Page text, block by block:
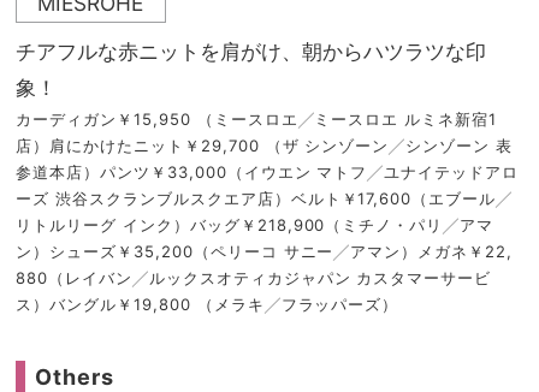
チアフルな赤ニットを肩がけ、朝からハツラツな印
象！
カーディガン￥15,950 （ミースロエ╱ミースロエ ルミネ新宿1
店）肩にかけたニット￥29,700 （ザ シンゾーン╱シンゾーン 表
参道本店）パンツ￥33,000（イウエン マトフ╱ユナイテッドアロ
ーズ 渋谷スクランブルスクエア店）ベルト￥17,600（エブール╱
リトルリーグ インク）バッグ￥218,900（ミチノ・パリ╱アマ
ン）シューズ￥35,200（ペリーコ サニー╱アマン）メガネ￥22,
880（レイバン╱ルックスオティカジャパン カスタマーサービ
ス）バングル￥19,800 （メラキ╱フラッパーズ）
Others